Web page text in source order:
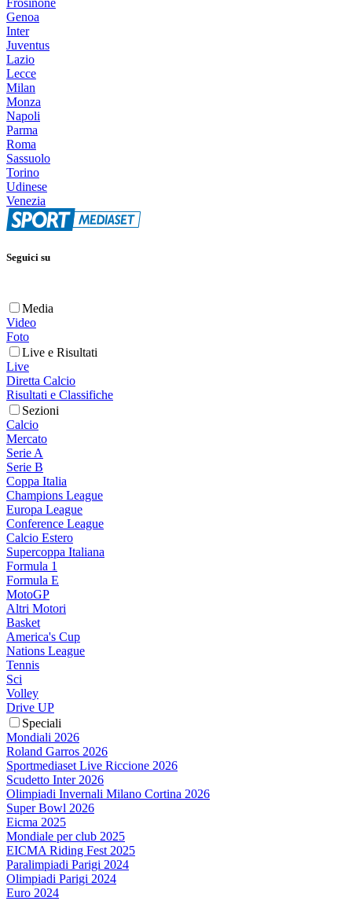
Genoa
Inter
Juventus
Lazio
Lecce
Milan
Monza
Napoli
Parma
Roma
Sassuolo
Torino
Udinese
Venezia
Seguici su
Media
Video
Foto
Live e Risultati
Live
Diretta Calcio
Risultati e Classifiche
Sezioni
Calcio
Mercato
Serie A
Serie B
Coppa Italia
Champions League
Europa League
Conference League
Calcio Estero
Supercoppa Italiana
Formula 1
Formula E
MotoGP
Altri Motori
Basket
America's Cup
Nations League
Tennis
Sci
Volley
Drive UP
Speciali
Mondiali 2026
Roland Garros 2026
Sportmediaset Live Riccione 2026
Scudetto Inter 2026
Olimpiadi Invernali Milano Cortina 2026
Super Bowl 2026
Eicma 2025
Mondiale per club 2025
EICMA Riding Fest 2025
Paralimpiadi Parigi 2024
Olimpiadi Parigi 2024
Euro 2024